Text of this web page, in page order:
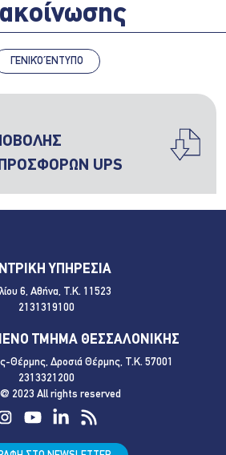
ΓΕΝΙΚΌ ΈΝΤΥΠΟ
UPS
ΥΠΗΡΕΣΙΑ
6, Αθήνα, Τ.Κ. 11523
2131319100
ΤΜΗΜΑ ΘΕΣΣΑΛΟΝΙΚΗΣ
Θέρμης, Δροσιά Θέρμης, Τ.Κ. 57001
2313321200
@ 2023 All rights reserved